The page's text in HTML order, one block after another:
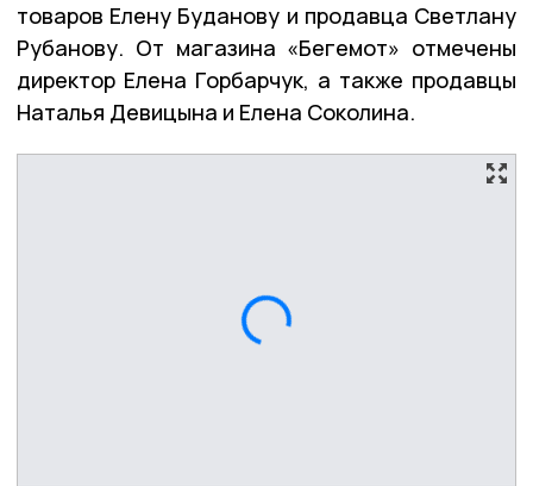
товаров Елену Буданову и продавца Светлану
Рубанову. От магазина «Бегемот» отмечены
директор Елена Горбарчук, а также продавцы
Наталья Девицына и Елена Соколина.